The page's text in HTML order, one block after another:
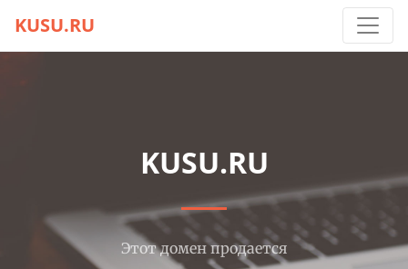
KUSU.RU
KUSU.RU
Этот домен продается